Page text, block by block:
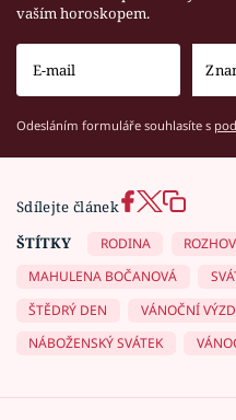
vaším horoskopem.
Odesláním formuláře souhlasíte s
Sdílejte článek
ŠTÍTKY
RODINA
MAHULENA BOČANOVÁ
ŠTĚDRÝ DEN
VÁNOČNÍ
NÁBOŽENSKÝ SVÁTEK